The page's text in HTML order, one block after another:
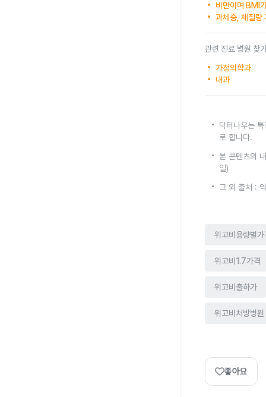
비만이며 BMI
과체중, 체질
관련 진료 병원 찾
가정의학과
내과
닥터나우는
로 합니다.
본 콘텐츠의
일)
그 외 출처 :
위고비용량별가
위고비1.7가격
위고비출하가
위고비처방병원
좋아요